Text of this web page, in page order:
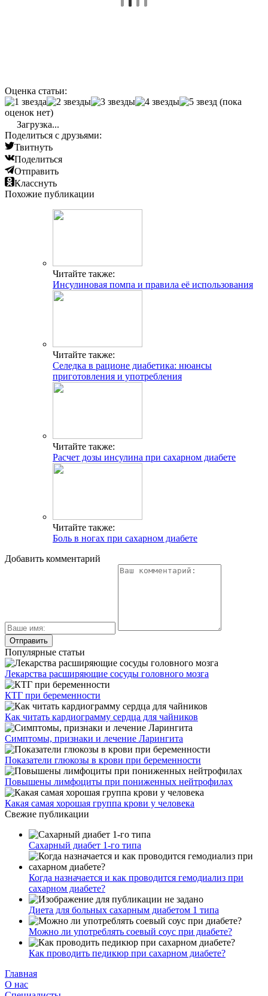
Оценка статьи:
(пока
оценок нет)
Загрузка...
Поделиться с друзьями:
Твитнуть
Поделиться
Отправить
Класснуть
Похожие публикации
Читайте также:
Инсулиновая помпа и правила её использования
Читайте также:
Селедка в рационе диабетика: нюансы
приготовления и употребления
Читайте также:
Расчет дозы инсулина при сахарном диабете
Читайте также:
Боль в ногах при сахарном диабете
Добавить комментарий
Популярные статьи
Лекарства расширяющие сосуды головного мозга
КТГ при беременности
Как читать кардиограмму сердца для чайников
Симптомы, признаки и лечение Ларингита
Показатели глюкозы в крови при беременности
Повышены лимфоциты при пониженных нейтрофилах
Какая самая хорошая группа крови у человека
Свежие публикации
Сахарный диабет 1-го типа
Когда назначается и как проводится гемодиализ при
сахарном диабете?
Диета для больных сахарным диабетом 1 типа
Можно ли употреблять соевый соус при диабете?
Как проводить педикюр при сахарном диабете?
Главная
О нас